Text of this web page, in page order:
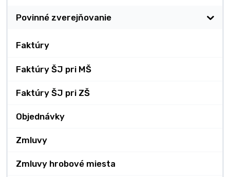
Povinné zverejňovanie
Faktúry
Faktúry ŠJ pri MŠ
Faktúry ŠJ pri ZŠ
Objednávky
Zmluvy
Zmluvy hrobové miesta